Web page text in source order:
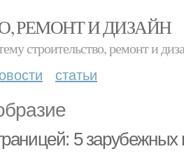
РЕМОНТ И ДИЗАЙН
строительство, ремонт и
статьи
5